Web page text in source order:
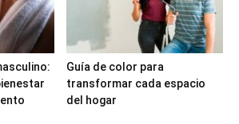
Guía de color para
transformar cada espacio
del hogar